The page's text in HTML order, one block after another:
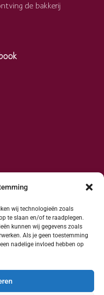
wij technologieën zoals
te slaan en/of te raadplegen.
kunnen wij gegevens zoals
Als je geen toestemming
nadelige invloed hebben op
de bakkerij